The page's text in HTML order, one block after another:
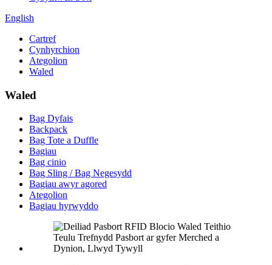
English
Cartref
Cynhyrchion
Ategolion
Waled
Waled
Bag Dyfais
Backpack
Bag Tote a Duffle
Bagiau
Bag cinio
Bag Sling / Bag Negesydd
Bagiau awyr agored
Ategolion
Bagiau hyrwyddo